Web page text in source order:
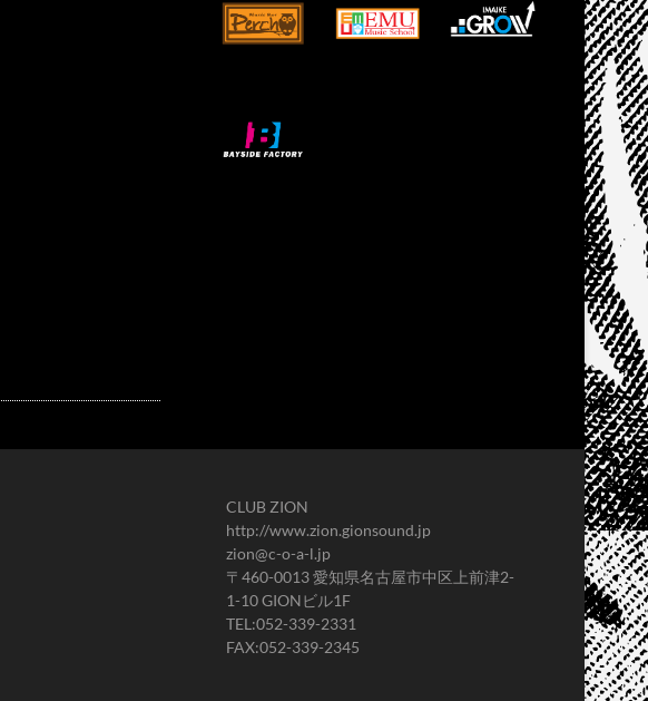
CLUB ZION
http://www.zion.gionsound.jp
zion@c-o-a-l.jp
〒460-0013 愛知県名古屋市中区上前津2-
1-10 GIONビル1F
TEL:052-339-2331
FAX:052-339-2345